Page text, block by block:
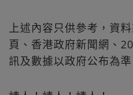
上述內容只供參考，資
頁、香港政府新聞網、
訊及數據以政府公布為準